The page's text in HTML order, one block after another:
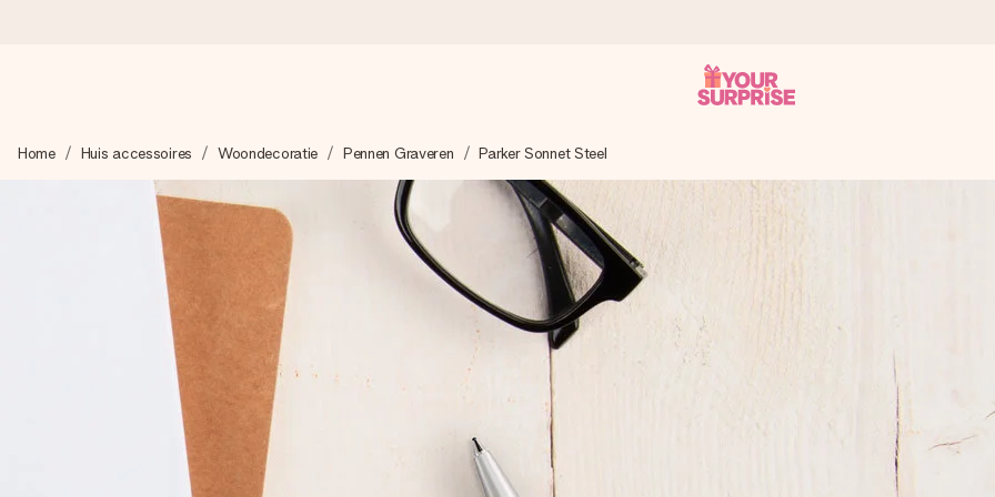
We maken jouw cadeau met zorg en zorgen dat het razendsnel onderweg is - zodat jij kunt geven op precies het juiste moment,
4,8 (gebaseerd op +8.000 reviews)
Onze cadeaus worden gewaardeerd. Klanten beoordelen ons met een 4,7 op Google Reviews
Gratis wenskaartje
Je maakt in een paar stappen iets unieks – met haar naam, jullie foto of een boodschap die raakt. Zonder gedoe, maar met alle
Home Huis accessoires Woondecoratie Pennen Graveren Parker Sonnet Steel